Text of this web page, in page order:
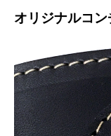
オリジナルコ